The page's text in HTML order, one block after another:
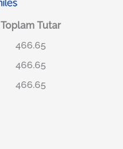
Toplam Tutar
466.65
466.65
466.65